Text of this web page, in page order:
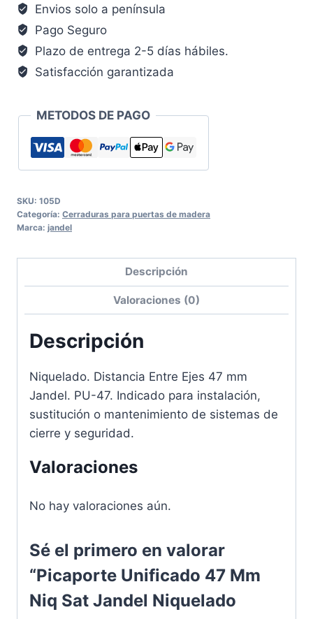
cantidad
Envios solo a península
Pago Seguro
Plazo de entrega 2-5 días hábiles.
Satisfacción garantizada
METODOS DE PAGO
SKU: 105D
Categoría: Cerraduras para puertas de madera
Marca: jandel
Descripción
Valoraciones (0)
Descripción
Niquelado. Distancia Entre Ejes 47 mm
Jandel. PU-47. Indicado para instalación,
sustitución o mantenimiento de sistemas de
cierre y seguridad.
Valoraciones
No hay valoraciones aún.
Sé el primero en valorar
“Picaporte Unificado 47 Mm
Niq Sat Jandel Niquelado